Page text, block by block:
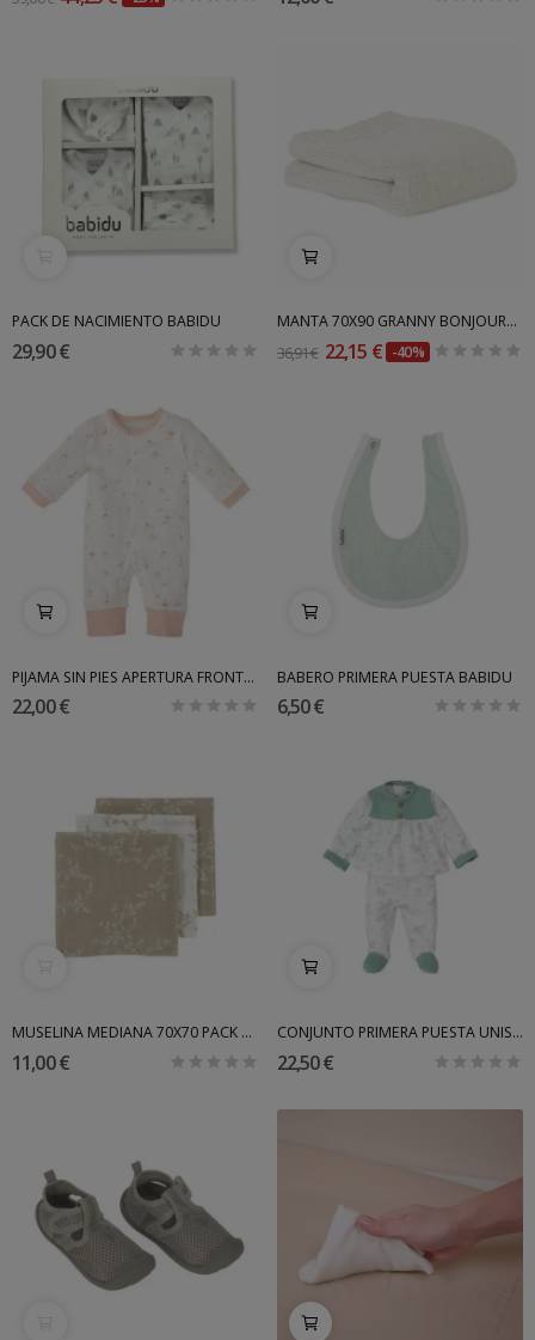
PACK DE NACIMIENTO BABIDU
29,90 €
MANTA 70X90 GRANNY BONJOURBEBE
36,91 € 22,15 € -40%
PIJAMA SIN PIES APERTURA FRONTAL BIMBIDREAMS
22,00 €
BABERO PRIMERA PUESTA BABIDU
6,50 €
MUSELINA MEDIANA 70X70 PACK 3 MEYCO
11,00 €
CONJUNTO PRIMERA PUESTA UNISEX BABIDU INV
22,50 €